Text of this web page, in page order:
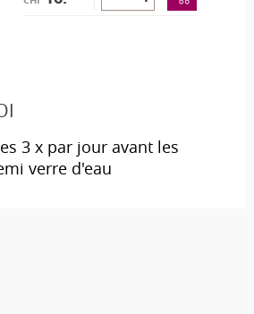
3 x par jour avant les
verre d'eau